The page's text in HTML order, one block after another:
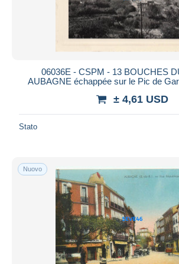
06036E - CSPM - 13 BOUCHES
AUBAGNE échappée sur le Pic de
± 4,61 USD
Stato
Nuovo